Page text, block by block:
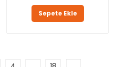
Sepete Ekle